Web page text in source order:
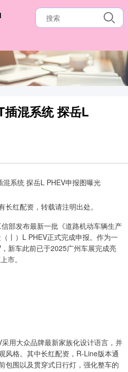
插混系统 探岳L
红配资，转载请注明出处。
部发布最新一批《道路机动车辆生产
丨）L PHEV正式完成申报。作为一
新车此前已于2025广州车展完成亮
市。
用大众品牌最新家族化设计语言，并
风格。其中长红配资，R-Line版本通
包围以及贯穿式日行灯，强化整车的